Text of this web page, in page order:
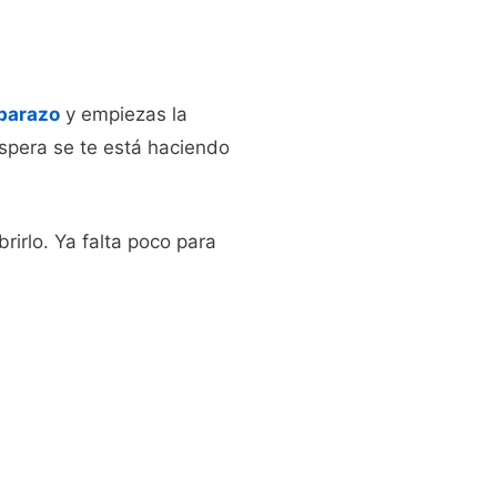
y empiezas la
se te está haciendo
Ya falta poco para